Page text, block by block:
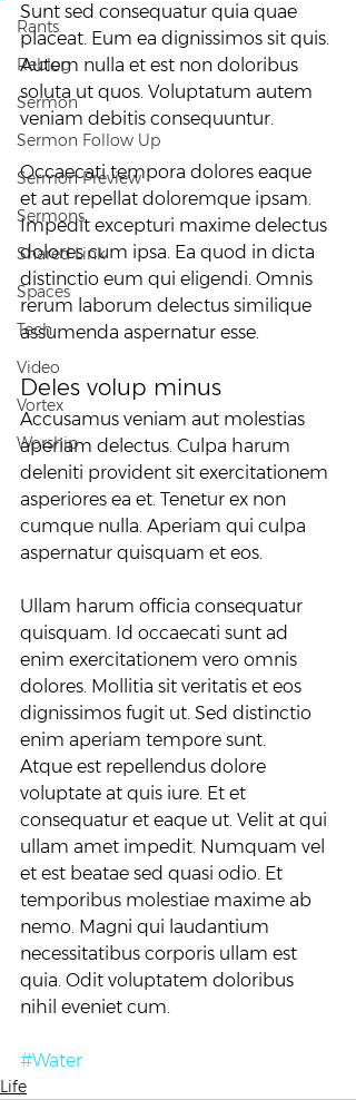
Rants
Reblog
Sermon
Sermon Follow Up
Sermon Preview
Sermons
Shared Link
Spaces
Tech
Video
Vortex
Worship
Sunt sed consequatur quia quae
placeat. Eum ea dignissimos sit quis.
Autem nulla et est non doloribus
soluta ut quos. Voluptatum autem
veniam debitis consequuntur.
Occaecati tempora dolores eaque
et aut repellat doloremque ipsam.
Impedit excepturi maxime delectus
dolores cum ipsa. Ea quod in dicta
distinctio eum qui eligendi. Omnis
rerum laborum delectus similique
assumenda aspernatur esse.
Deles volup minus
Accusamus veniam aut molestias
aperiam delectus. Culpa harum
deleniti provident sit exercitationem
asperiores ea et. Tenetur ex non
cumque nulla. Aperiam qui culpa
aspernatur quisquam et eos.
Ullam harum officia consequatur
quisquam. Id occaecati sunt ad
enim exercitationem vero omnis
dolores. Mollitia sit veritatis et eos
dignissimos fugit ut. Sed distinctio
enim aperiam tempore sunt.
Atque est repellendus dolore
voluptate at quis iure. Et et
consequatur et eaque ut. Velit at qui
ullam amet impedit. Numquam vel
et est beatae sed quasi odio. Et
temporibus molestiae maxime ab
nemo. Magni qui laudantium
necessitatibus corporis ullam est
quia. Odit voluptatem doloribus
nihil eveniet cum.
#Water
Life